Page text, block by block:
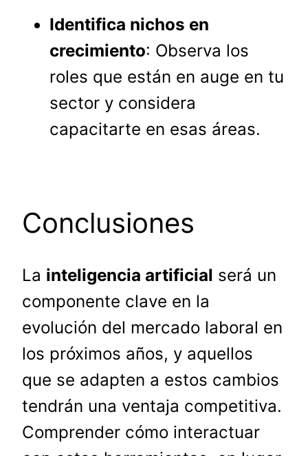
Identifica nichos en
crecimiento: Observa los
roles que están en auge en tu
sector y considera
capacitarte en esas áreas.
Conclusiones
La inteligencia artificial será un
componente clave en la
evolución del mercado laboral en
los próximos años, y aquellos
que se adapten a estos cambios
tendrán una ventaja competitiva.
Comprender cómo interactuar